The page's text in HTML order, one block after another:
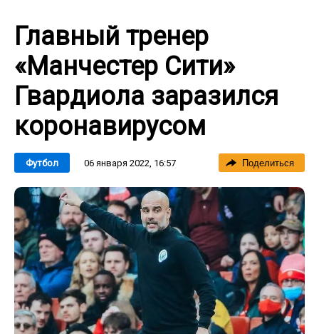
Главный тренер
«Манчестер Сити»
Гвардиола заразился
коронавирусом
Футбол 06 января 2022, 16:57 Поделиться